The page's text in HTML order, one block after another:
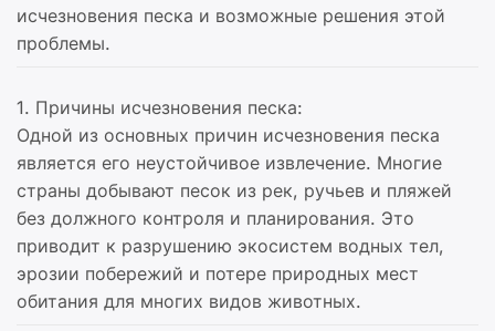
исчезновения песка и возможные решения этой
проблемы.
1. Причины исчезновения песка:
Одной из основных причин исчезновения песка
является его неустойчивое извлечение. Многие
страны добывают песок из рек, ручьев и пляжей
без должного контроля и планирования. Это
приводит к разрушению экосистем водных тел,
эрозии побережий и потере природных мест
обитания для многих видов животных.